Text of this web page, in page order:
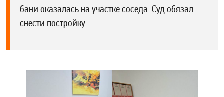
бани оказалась на участке соседа. Суд обязал
снести постройку.